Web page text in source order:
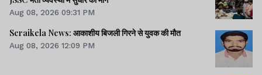
Aug 08, 2026 09:31 PM
Seraikela News: आकाशीय बिजली गिरने से युवक की मौत
Aug 08, 2026 12:09 PM